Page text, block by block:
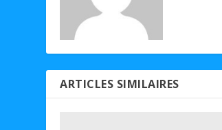
ARTICLES SIMILAIRES